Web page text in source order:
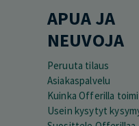
APUA JA
NEUVOJA
Peruuta tilaus
Asiakaspalvelu
Kuinka Offerilla
Usein kysytyt